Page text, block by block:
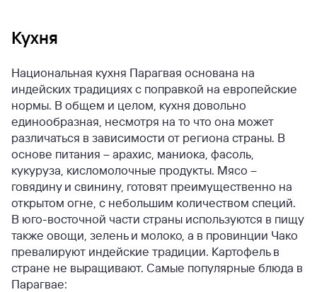
Кухня
Национальная кухня Парагвая основана на
индейских традициях с поправкой на европейские
нормы. В общем и целом, кухня довольно
единообразная, несмотря на то что она может
различаться в зависимости от региона страны. В
основе питания – арахис, маниока, фасоль,
кукуруза, кисломолочные продукты. Мясо –
говядину и свинину, готовят преимущественно на
открытом огне, с небольшим количеством специй.
В юго-восточной части страны используются в пищу
также овощи, зелень и молоко, а в провинции Чако
превалируют индейские традиции. Картофель в
стране не выращивают. Самые популярные блюда в
Парагвае: